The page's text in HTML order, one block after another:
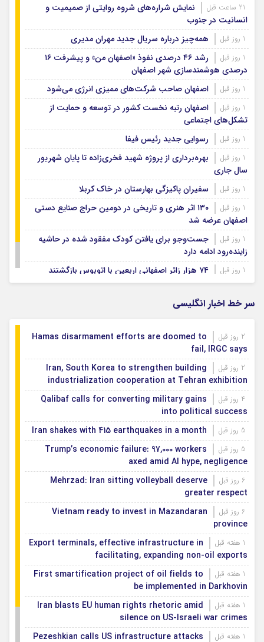
نمایش شراره‌های شروه روایتی از صمیمیت و
انسانیت در جنوب
همه‌چیز درباره سریال جدید مهران مدیری
رشد ۴۶ درصدی نفوذ «اصفهان من» و پیشرفت ۱۶
درصدی هوشمندسازی شهر اصفهان
اصفهان صاحب شرکت‌های ممیزی انرژی می‌شود
اصفهان رتبه نخست کشور در توسعه و حمایت از
تشکل‌های اجتماعی
رسوایی جدید رئیس فیفا
بهره‌برداری از پروژه شهید فخری‌زاده تا پایان شهریور
سال جاری
سفیران پاکیزگی بهارستان در خاک کربلا
۱۳۰ اثر هنری و تاریخی در دومین حراج صنایع دستی
اصفهان عرضه شد
جست‌وجو برای یافتن کودک مفقود شده در حاشیه
زاینده‌رود ادامه دارد
۷۴ هزار زائر اصفهانی اربعین با اتوبوس بازگشتند
سر خط اخبار انگلیسی
Hamas disarmament efforts are doomed to
fail, IRGC says
Iran, South Korea to strengthen building
industrialization cooperation at Tehran exhibition
Qalibaf calls for converting military gains
into political success
Iran shakes with 415 earthquakes in a month
Trump’s economic failure: 97,000 workers
axed amid AI hype, negligence
Mehrzad: Iran sitting volleyball deserve
greater respect
Vietnam ready to invest in Mazandaran
province
Export terminals, effective infrastructure in
facilitating, expanding non-oil exports
First smartification project of oil fields to
be implemented in Darkhovin
Iran blasts EU human rights rhetoric amid
silence on US-Israeli war crimes
Pezeshkian calls US infrastructure attacks